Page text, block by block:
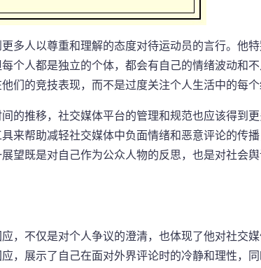
多人以尊重和理解的态度对待运动员的言行。他
个人都是独立的个体，都会有自己的情绪波动和
们的竞技表现，而不是过度关注个人生活中的每个
的推移，社交媒体平台的管理和规范也应该得到更
来帮助减轻社交媒体中负面情绪和恶意评论的传
望既是对自己作为公众人物的反思，也是对社会
，不仅是对个人争议的澄清，也体现了他对社交
，展示了自己在面对外界评论时的冷静和理性，